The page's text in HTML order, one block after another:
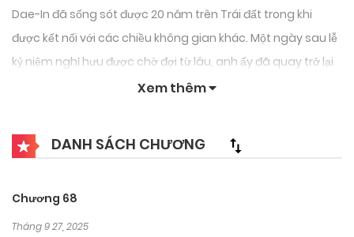
Dae-In đã sống sót được 20 năm trên Trái đất trong khi
được kết nối với các chiều không gian khác. Một ngày sau lễ
kỷ niệm nghỉ hưu được chờ đợi từ lâu, anh ấy đã quay trở lại
20 năm trước, quay trở lại thời điểm anh ấy chẳng có gì…
Xem thêm
DANH SÁCH CHƯƠNG
Chương 68
Tháng 9 27, 2025